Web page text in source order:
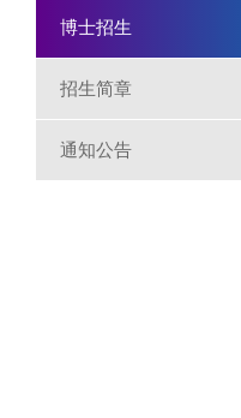
博士招生
招生简章
通知公告